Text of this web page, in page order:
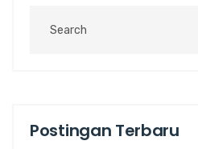
Postingan Terbaru